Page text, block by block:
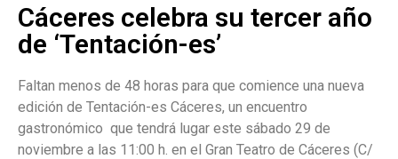
Cáceres celebra su tercer año
de ‘Tentación-es’
Faltan menos de 48 horas para que comience una nueva
edición de Tentación-es Cáceres, un encuentro
gastronómico que tendrá lugar este sábado 29 de
noviembre a las 11:00 h. en el Gran Teatro de Cáceres (C/